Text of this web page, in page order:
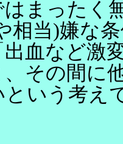
まったく
相当)嫌な
出血など激
その間に
いう考え